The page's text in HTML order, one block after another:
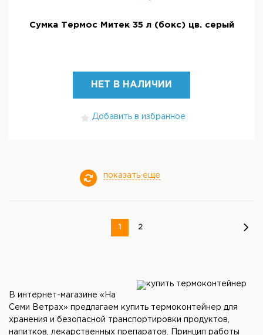
Сумка Термос Митек 35 л (бокс) цв. серый
НЕТ В НАЛИЧИИ
Добавить в избранное
показать еще
1 2
В интернет-магазине «На
Семи Ветрах» предлагаем купить термоконтейнер для
хранения и безопасной транспортировки продуктов,
напитков, лекарственных препаратов. Принцип работы